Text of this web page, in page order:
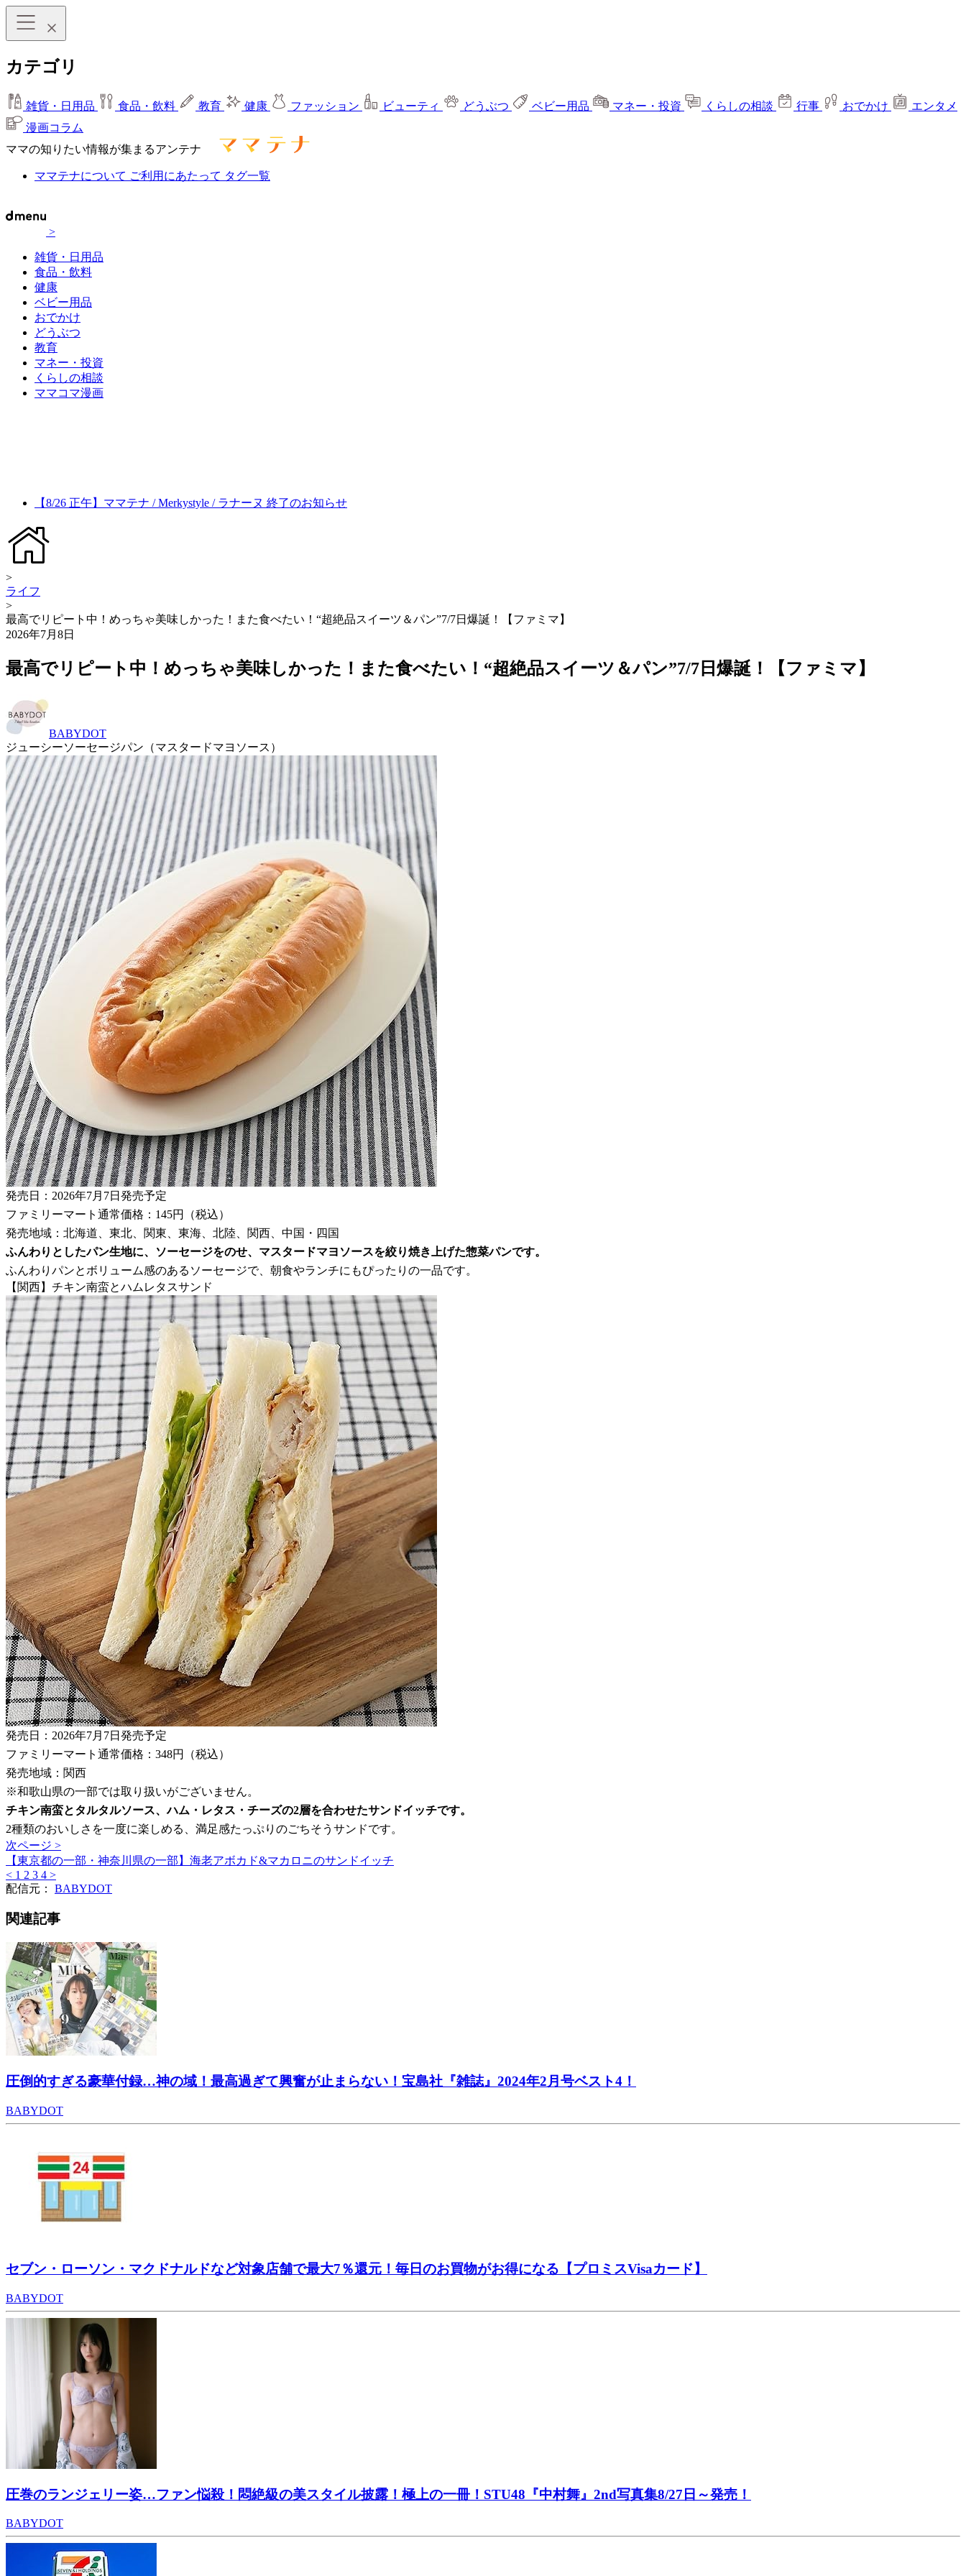
カテゴリ
雑貨・日用品 食品・飲料 教育 健康 ファッション ビューティ どうぶつ ベビー用品 マネー・投資 くらしの相談 行事 おでかけ
エンタメ
漫画コラム
ママの知りたい情報が集まるアンテナ
ママテナについて ご利用にあたって タグ一覧
>
雑貨・日用品
食品・飲料
健康
ベビー用品
おでかけ
どうぶつ
教育
マネー・投資
くらしの相談
ママコマ漫画
【8/26 正午】ママテナ / Merkystyle / ラナーヌ 終了のお知らせ
>
ライフ
>
最高でリピート中！めっちゃ美味しかった！また食べたい！“超絶品スイーツ＆パン”7/7日爆誕！【ファミマ】
2026年7月8日
最高でリピート中！めっちゃ美味しかった！また食べたい！“超絶品スイーツ＆パン”7/7日爆誕！【ファミマ】
BABYDOT
ジューシーソーセージパン（マスタードマヨソース）
発売日：2026年7月7日発売予定
ファミリーマート通常価格：145円（税込）
発売地域：北海道、東北、関東、東海、北陸、関西、中国・四国
ふんわりとしたパン生地に、ソーセージをのせ、マスタードマヨソースを絞り焼き上げた惣菜パンです。
ふんわりパンとボリューム感のあるソーセージで、朝食やランチにもぴったりの一品です。
【関西】チキン南蛮とハムレタスサンド
発売日：2026年7月7日発売予定
ファミリーマート通常価格：348円（税込）
発売地域：関西
※和歌山県の一部では取り扱いがございません。
チキン南蛮とタルタルソース、ハム・レタス・チーズの2層を合わせたサンドイッチです。
2種類のおいしさを一度に楽しめる、満足感たっぷりのごちそうサンドです。
次ページ >
【東京都の一部・神奈川県の一部】海老アボカド&マカロニのサンドイッチ
< 1 2 3 4 >
配信元： BABYDOT
関連記事
圧倒的すぎる豪華付録…神の域！最高過ぎて興奮が止まらない！宝島社『雑誌』2024年2月号ベスト4！
BABYDOT
セブン・ローソン・マクドナルドなど対象店舗で最大7％還元！毎日のお買物がお得になる【プロミスVisaカード】
BABYDOT
圧巻のランジェリー姿…ファン悩殺！悶絶級の美スタイル披露！極上の一冊！STU48『中村舞』2nd写真集8/27日～発売！
BABYDOT